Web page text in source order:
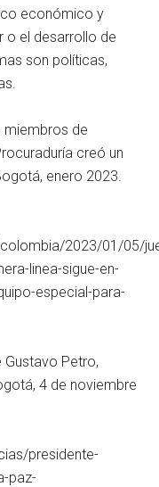
económico y
o el desarrollo de
son políticas,
miembros de
creó un
enero 2023.
2023/01/05/
linea-sigue-en-
especial-para-
Gustavo Petro,
4 de noviembre
presidente-
paz-